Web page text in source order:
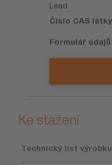
Lead
Ke stažení
Technický list výrobku